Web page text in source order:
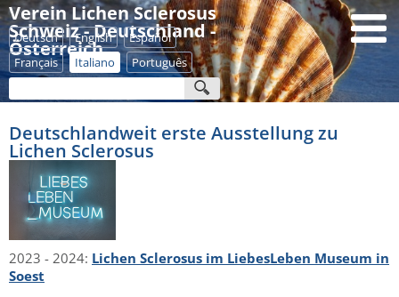
Verein Lichen Sclerosus
Schweiz - Deutschland -
Österreich
Deutsch English
Español
Français
Italiano Português
Deutschlandweit erste Ausstellung zu
Lichen Sclerosus
2023 - 2024: Lichen Sclerosus im LiebesLeben Museum in
Soest